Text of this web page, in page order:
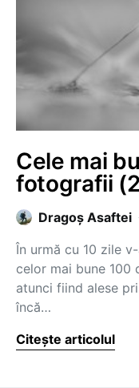
Cele mai
fotografii
Dragoş Asaftei
În urmă cu 10 zile
celor mai bune 100
atunci fiind alese
încă…
Citește articolul